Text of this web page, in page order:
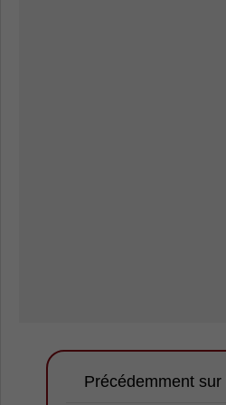
Précédemment sur